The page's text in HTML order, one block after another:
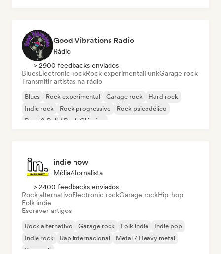
Good Vibrations Radio
Rádio
> 2900 feedbacks enviados
BluesElectronic rockRock experimentalFunkGarage rock
Transmitir artistas na rádio
Blues Rock experimental Garage rock
Hard rock
Indie rock
Rock progressivo
Rock psicodélico
Rock & Roll / Rock Clássico
indie now
Mídia/Jornalista
> 2400 feedbacks enviados
Rock alternativoElectronic rockGarage rockHip-hop
Folk indie
Escrever artigos
Rock alternativo Garage rock Folk indie
Indie pop
Indie rock
Rap internacional
Metal / Heavy metal
Pop rock